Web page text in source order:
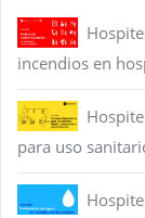
incendios en
para uso